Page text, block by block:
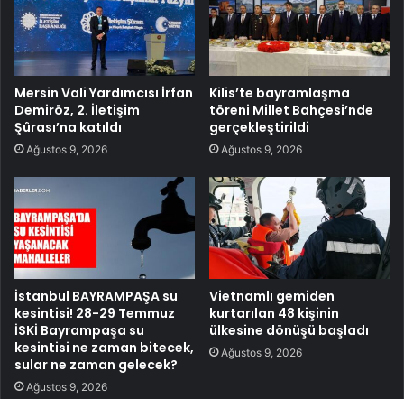
Mersin Vali Yardımcısı İrfan
Demiröz, 2. İletişim
Şûrası’na katıldı
Ağustos 9, 2026
Kilis’te bayramlaşma
töreni Millet Bahçesi’nde
gerçekleştirildi
Ağustos 9, 2026
İstanbul BAYRAMPAŞA su
kesintisi! 28-29 Temmuz
İSKİ Bayrampaşa su
kesintisi ne zaman bitecek,
sular ne zaman gelecek?
Ağustos 9, 2026
Vietnamlı gemiden
kurtarılan 48 kişinin
ülkesine dönüşü başladı
Ağustos 9, 2026